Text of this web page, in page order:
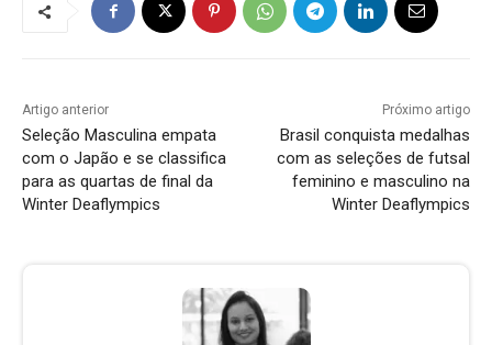
Artigo anterior
Seleção Masculina empata
com o Japão e se classifica
para as quartas de final da
Winter Deaflympics
Próximo artigo
Brasil conquista medalhas
com as seleções de futsal
feminino e masculino na
Winter Deaflympics